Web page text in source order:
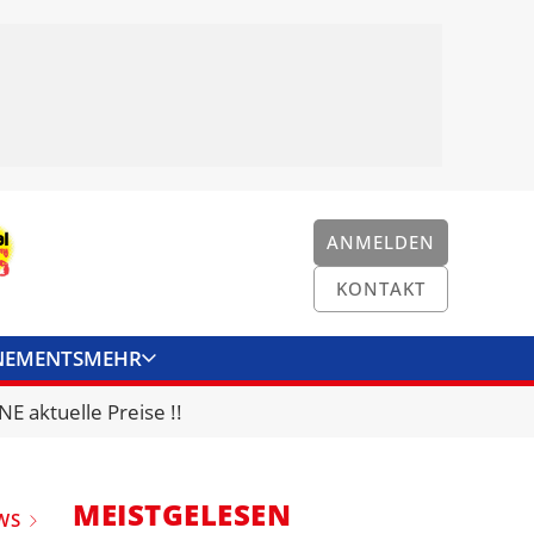
ANMELDEN
KONTAKT
MEHR
KONTAKT
aktuelle Preise !!
MEISTGELESEN